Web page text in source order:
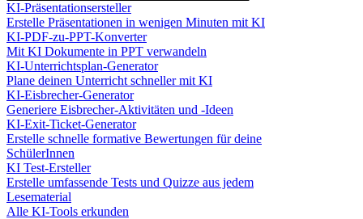
KI-Präsentationsersteller
Erstelle Präsentationen in wenigen Minuten mit KI
KI-PDF-zu-PPT-Konverter
Mit KI Dokumente in PPT verwandeln
KI-Unterrichtsplan-Generator
Plane deinen Unterricht schneller mit KI
KI-Eisbrecher-Generator
Generiere Eisbrecher-Aktivitäten und -Ideen
KI-Exit-Ticket-Generator
Erstelle schnelle formative Bewertungen für deine
SchülerInnen
KI Test-Ersteller
Erstelle umfassende Tests und Quizze aus jedem
Lesematerial
Alle KI-Tools erkunden